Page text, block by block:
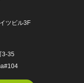
ツビル3F
3-35